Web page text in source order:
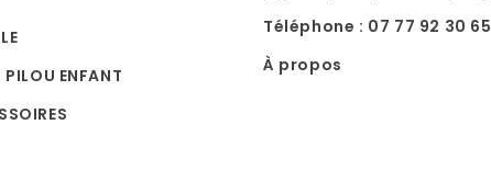
PILOU ENFANT
Téléphone : 07 77 92 30 65
À propos